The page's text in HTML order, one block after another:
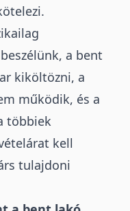
a bent
kiköltözni, a
működik, és a
többiek
kell
tulajdoni